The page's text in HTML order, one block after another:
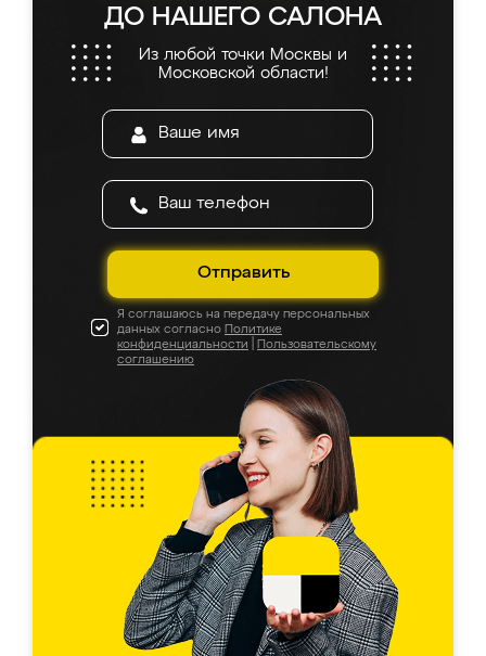
ДО НАШЕГО САЛОНА
Из любой точки Москвы и
Московской области!
Отправить
Я соглашаюсь на передачу персональных
данных согласно Политике
конфиденциальности
Пользовательскому
соглашению